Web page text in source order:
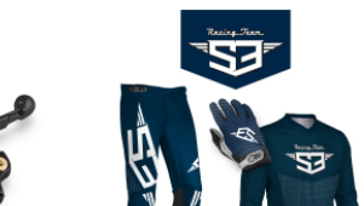
S3 BLUE COLLECTION TRIAL